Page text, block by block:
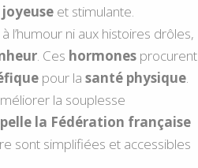
joyeuseet stimulante.
l’humour ni aux histoires drôles,
. Ces hormonesprocurent
pour la santé physique.
la souplesse
la Fédération française
sont simplifiées et accessibles